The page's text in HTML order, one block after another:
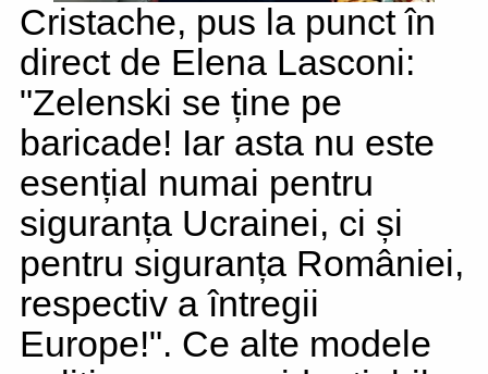
Cristache, pus la punct în
direct de Elena Lasconi:
"Zelenski se ține pe
baricade! Iar asta nu este
esențial numai pentru
siguranța Ucrainei, ci și
pentru siguranța României,
respectiv a întregii
Europe!". Ce alte modele